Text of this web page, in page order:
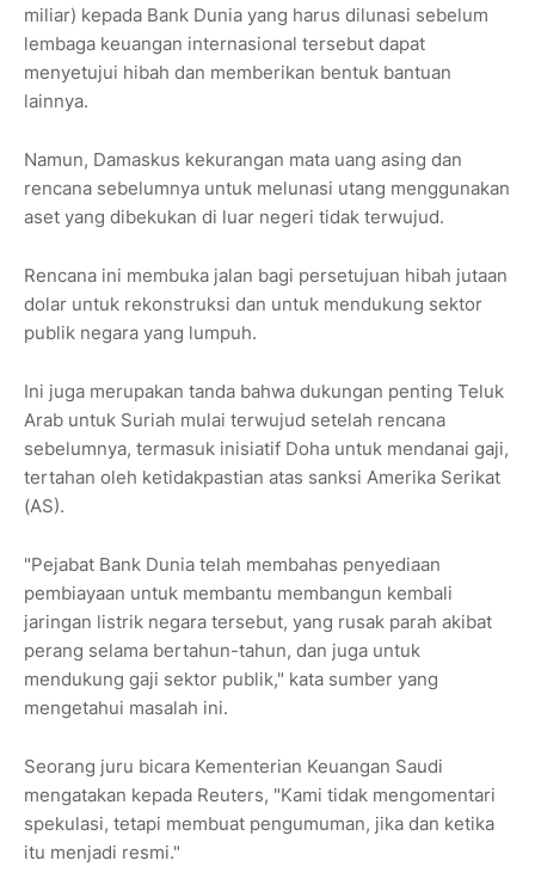
miliar) kepada Bank Dunia yang harus dilunasi sebelum
lembaga keuangan internasional tersebut dapat
menyetujui hibah dan memberikan bentuk bantuan
lainnya.
Namun, Damaskus kekurangan mata uang asing dan
rencana sebelumnya untuk melunasi utang menggunakan
aset yang dibekukan di luar negeri tidak terwujud.
Rencana ini membuka jalan bagi persetujuan hibah jutaan
dolar untuk rekonstruksi dan untuk mendukung sektor
publik negara yang lumpuh.
Ini juga merupakan tanda bahwa dukungan penting Teluk
Arab untuk Suriah mulai terwujud setelah rencana
sebelumnya, termasuk inisiatif Doha untuk mendanai gaji,
tertahan oleh ketidakpastian atas sanksi Amerika Serikat
(AS).
"Pejabat Bank Dunia telah membahas penyediaan
pembiayaan untuk membantu membangun kembali
jaringan listrik negara tersebut, yang rusak parah akibat
perang selama bertahun-tahun, dan juga untuk
mendukung gaji sektor publik," kata sumber yang
mengetahui masalah ini.
Seorang juru bicara Kementerian Keuangan Saudi
mengatakan kepada Reuters, "Kami tidak mengomentari
spekulasi, tetapi membuat pengumuman, jika dan ketika
itu menjadi resmi."